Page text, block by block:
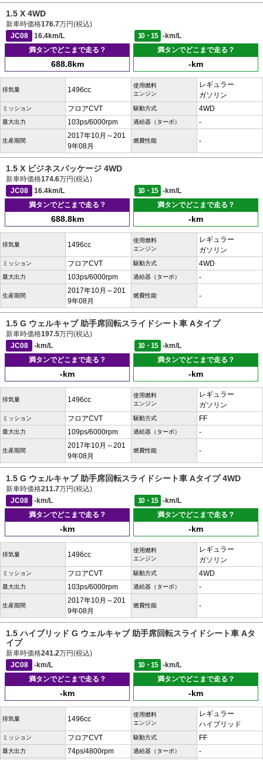
1.5 X 4WD
新車時価格176.7万円(税込)
JC08
16.4km/L 10・15
-km/L
満タンでどこまで走る？
688.8km
満タンでどこまで走る？
-km
排気量 1496cc
使用燃料
エンジン
レギュラー
ガソリン
ミッション フロアCVT 駆動方式 4WD
最大出力 103ps/6000rpm 過給器（ターボ） -
生産期間
2017年10月～201
9年08月
燃費性能 -
1.5 X ビジネスパッケージ 4WD
新車時価格174.6万円(税込)
JC08
16.4km/L 10・15
-km/L
満タンでどこまで走る？
688.8km
満タンでどこまで走る？
-km
排気量 1496cc
使用燃料
エンジン
レギュラー
ガソリン
ミッション フロアCVT 駆動方式 4WD
最大出力 103ps/6000rpm 過給器（ターボ） -
生産期間
2017年10月～201
9年08月
燃費性能 -
1.5 G ウェルキャブ 助手席回転スライドシート車 Aタイプ
新車時価格197.5万円(税込)
JC08
-km/L 10・15
-km/L
満タンでどこまで走る？
-km
満タンでどこまで走る？
-km
排気量 1496cc
使用燃料
エンジン
レギュラー
ガソリン
ミッション フロアCVT 駆動方式 FF
最大出力 109ps/6000rpm 過給器（ターボ） -
生産期間
2017年10月～201
9年08月
燃費性能 -
1.5 G ウェルキャブ 助手席回転スライドシート車 Aタイプ 4WD
新車時価格211.7万円(税込)
JC08
-km/L 10・15
-km/L
満タンでどこまで走る？
-km
満タンでどこまで走る？
-km
排気量 1496cc
使用燃料
エンジン
レギュラー
ガソリン
ミッション フロアCVT 駆動方式 4WD
最大出力 103ps/6000rpm 過給器（ターボ） -
生産期間
2017年10月～201
9年08月
燃費性能 -
1.5 ハイブリッド G ウェルキャブ 助手席回転スライドシート車 Aタ
イプ
新車時価格241.2万円(税込)
JC08
-km/L 10・15
-km/L
満タンでどこまで走る？
-km
満タンでどこまで走る？
-km
排気量 1496cc
使用燃料
エンジン
レギュラー
ハイブリッド
ミッション フロアCVT 駆動方式 FF
最大出力 74ps/4800rpm 過給器（ターボ） -